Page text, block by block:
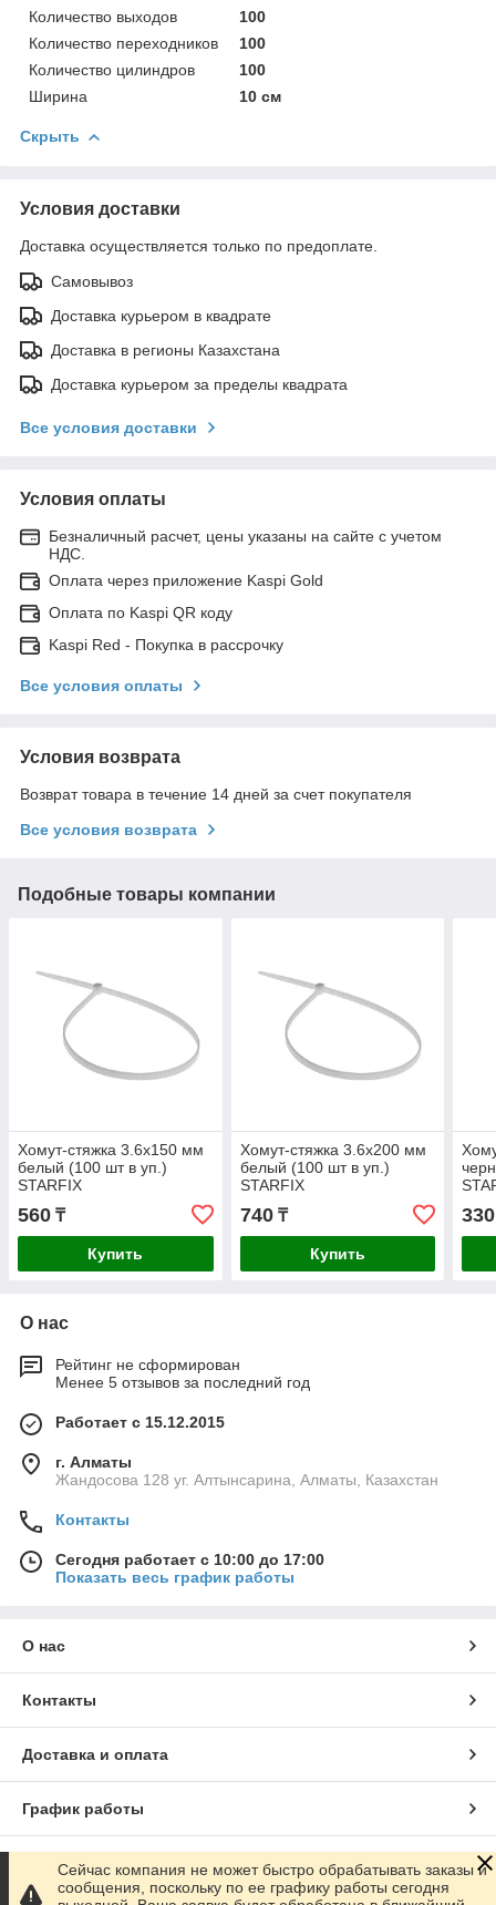
Количество выходов
100
Количество переходников
100
Количество цилиндров
100
Ширина
10 см
Скрыть
Условия доставки
Доставка осуществляется только по предоплате.
Самовывоз
Доставка курьером в квадрате
Доставка в регионы Казахстана
Доставка курьером за пределы квадрата
Все условия доставки
Условия оплаты
Безналичный расчет, цены указаны на сайте с учетом
НДС.
Оплата через приложение Kaspi Gold
Оплата по Kaspi QR коду
Kaspi Red - Покупка в рассрочку
Все условия оплаты
Условия возврата
Возврат товара в течение 14 дней за счет покупателя
Все условия возврата
Подобные товары компании
Хомут-стяжка 3.6х150 мм
белый (100 шт в уп.)
STARFIX
560 ₸
Купить
Хомут-стяжка 3.6х200 мм
белый (100 шт в уп.)
STARFIX
740₸
Купить
330
О нас
Рейтинг не сформирован
Менее 5 отзывов за последний год
Работает с 15.12.2015
г. Алматы
Жандосова 128 уг. Алтынсарина, Алматы, Казахстан
Контакты
Сегодня работает с 10:00 до 17:00
Показать весь график работы
О нас
Контакты
Доставка и оплата
График работы
Полная версия сайта
Сейчас компания не может быстро обрабатывать заказы и
сообщения, поскольку по ее графику работы сегодня